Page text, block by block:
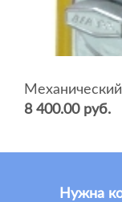
8 400.00 руб.
Нужна